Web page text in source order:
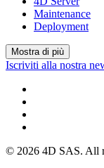
Maintenance
Deployment
Mostra di più
Iscriviti alla nostra
© 2026 4D SAS. All